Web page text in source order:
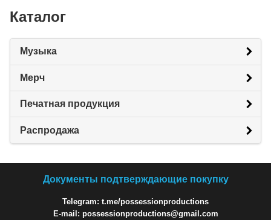
Каталог
Музыка
Мерч
Печатная продукция
Распродажа
Документы подтверждающие покупку
Telegram: t.me/possessionproductions
E-mail: possessionproductions@gmail.com